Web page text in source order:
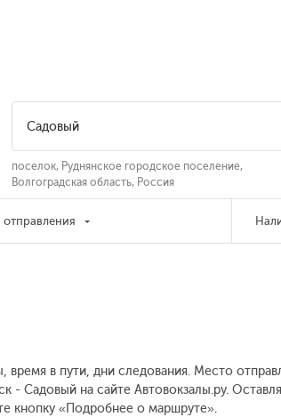
поселок, Руднянское городское поселение,
Волгоградская область, Россия
отправления
в пути, дни следования. Место
- Садовый на сайте Автовокзалы.ру.
кнопку «Подробнее о маршруте».